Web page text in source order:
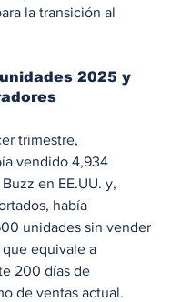
la transición al
2025 y
trimestre,
vendido 4,934
en EE.UU. y,
había
unidades sin vender
equivale a
200 días de
de ventas actual.